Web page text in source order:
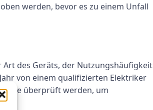
werden, bevor es zu einem Unfall
des Geräts, der Nutzungshäufigkeit
von einem qualifizierten Elektriker
überprüft werden, um